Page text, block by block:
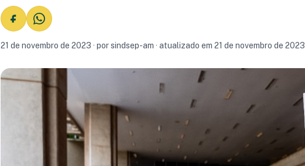
21 de novembro de 2023 · por sindsep-am · atualizado em 21 de novembro de 2023